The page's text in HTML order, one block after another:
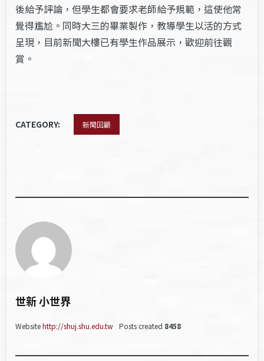
後給予評論，但學生都會要求老師給予規範，這使他常
覺得尷尬。同時大三的畢業製作，教導學生以活的方式
呈現，目前新聞大樓已有學生作品展示，歡迎前往觀
賞。
CATEGORY: 新聞回顧
世新 小世界
Websitehttp://shuj.shu.edu.tw Posts created 8458